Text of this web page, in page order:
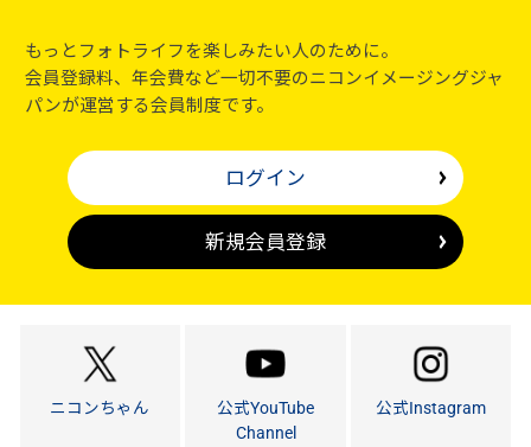
もっとフォトライフを楽しみたい人のために。
会員登録料、年会費など一切不要のニコンイメージングジャ
パンが運営する会員制度です。
ログイン
新規会員登録
ニコンちゃん
公式YouTube
Channel
公式Instagram